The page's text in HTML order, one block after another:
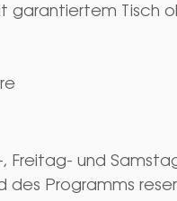
garantiertem Tisch
und
des Programms